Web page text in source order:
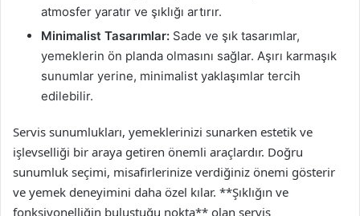
atmosfer yaratır ve şıklığı artırır.
Minimalist Tasarımlar: Sade ve şık tasarımlar,
yemeklerin ön planda olmasını sağlar. Aşırı karmaşık
sunumlar yerine, minimalist yaklaşımlar tercih
edilebilir.
Servis sunumlukları, yemeklerinizi sunarken estetik ve
işlevselliği bir araya getiren önemli araçlardır. Doğru
sunumluk seçimi, misafirlerinize verdiğiniz önemi gösterir
ve yemek deneyimini daha özel kılar. **Şıklığın ve
fonksiyonelliğin buluştuğu nokta** olan servis